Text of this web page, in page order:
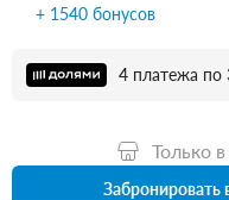
+ 1540 бонусов
4 платежа по
Только
Забронировать